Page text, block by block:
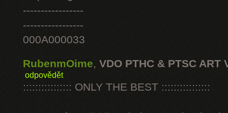
-----------------
-----------------
000A000033
RubenmOime, VDO PTHC & PTSC ART
odpovědět
:::::::::::::::: ONLY THE BEST ::::::::::::::::